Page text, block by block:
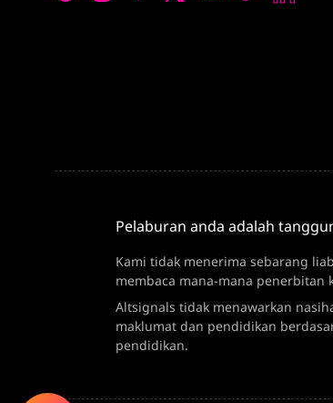
Pelaburan anda adalah
Kami tidak menerima sebarang
membaca mana-mana penerbitan
Altsignals tidak menawarkan
maklumat dan pendidikan
pendidikan.